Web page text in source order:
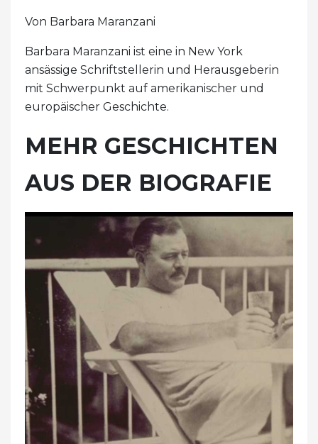
Von Barbara Maranzani
Barbara Maranzani ist eine in New York
ansässige Schriftstellerin und Herausgeberin
mit Schwerpunkt auf amerikanischer und
europäischer Geschichte.
MEHR GESCHICHTEN
AUS DER BIOGRAFIE